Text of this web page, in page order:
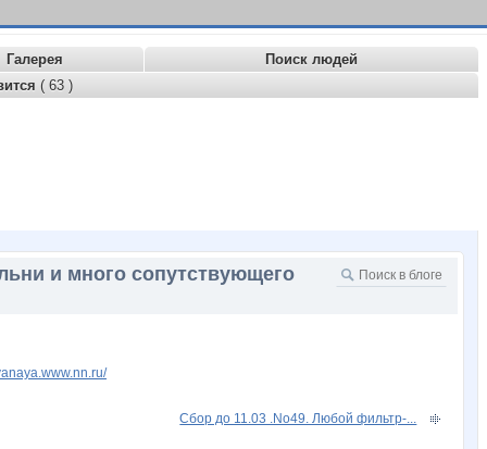
Галерея
Поиск людей
( 63 )
и много сопутствующего
Сбор до 11.03 .No49. Любой фильтр-...